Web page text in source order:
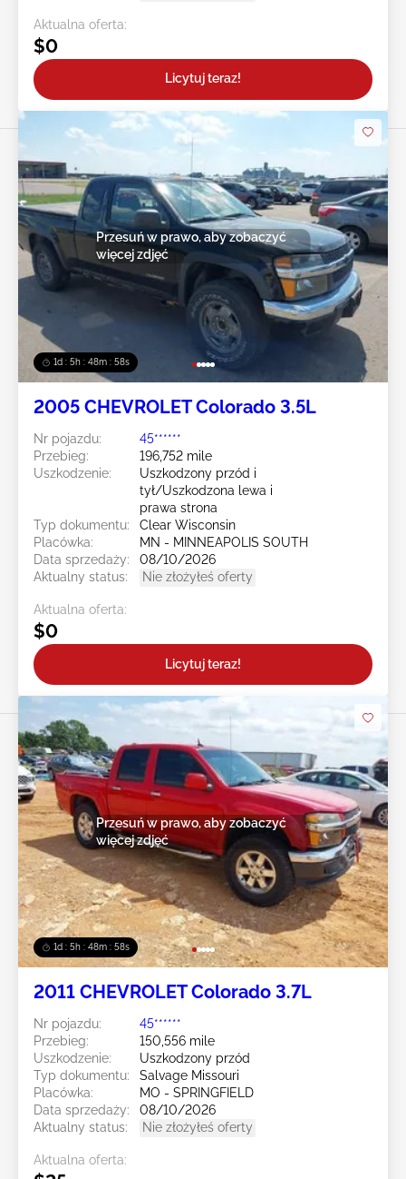
Aktualna oferta:
$0
Licytuj teraz!
1d : 5h : 48m : 55s
Przesuń w prawo, aby zobaczyć
więcej zdjęć
2005 CHEVROLET Colorado 3.5L
Nr pojazdu:
45******
Przebieg:
196,752 mile
Uszkodzenie:
Uszkodzony przód i
tył/Uszkodzona lewa i
prawa strona
Typ dokumentu:
Clear Wisconsin
Placówka:
MN - MINNEAPOLIS SOUTH
Data sprzedaży:
08/10/2026
Aktualny status:
Nie złożyłeś oferty
Aktualna oferta:
$0
Licytuj teraz!
1d : 5h : 48m : 55s
Przesuń w prawo, aby zobaczyć
więcej zdjęć
2011 CHEVROLET Colorado 3.7L
Nr pojazdu:
45******
Przebieg:
150,556 mile
Uszkodzenie:
Uszkodzony przód
Typ dokumentu:
Salvage Missouri
Placówka:
MO - SPRINGFIELD
Data sprzedaży:
08/10/2026
Aktualny status:
Nie złożyłeś oferty
Aktualna oferta: